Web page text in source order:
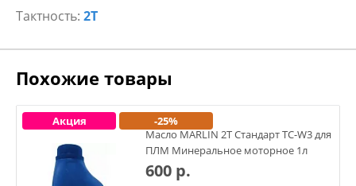
Тактность: 2Т
Похожие товары
Акция
-25%
Масло MARLIN 2Т Стандарт TC-W3 для
ПЛМ Минеральное моторное 1л
600 р.